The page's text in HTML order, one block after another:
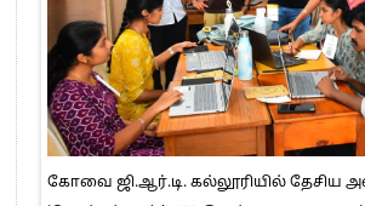
கோவை ஜி.ஆர்.டி. கல்லூரியில் தேசிய